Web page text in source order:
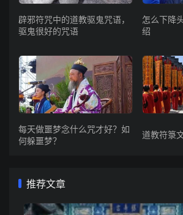
辟邪符咒中的道教驱鬼咒语，
驱鬼很好的咒语
怎么下降
绍
每天做噩梦念什么咒才好？如
何躲噩梦？
道教符箓
推荐文章